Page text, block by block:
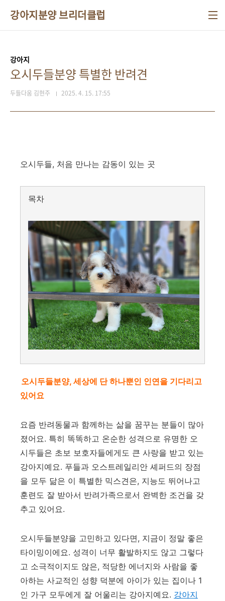
강아지분양 브리더클럽
강아지
오시두들분양 특별한 반려견
두들다움 김현주 2025. 4. 15. 17:55
오시두들, 처음 만나는 감동이 있는 곳
목차
오시두들분양, 세상에 단 하나뿐인 인연을 기다리고
있어요
요즘 반려동물과 함께하는 삶을 꿈꾸는 분들이 많아
졌어요. 특히 똑똑하고 온순한 성격으로 유명한 오
시두들은 초보 보호자들에게도 큰 사랑을 받고 있는
강아지예요. 푸들과 오스트레일리안 셰퍼드의 장점
을 모두 닮은 이 특별한 믹스견은, 지능도 뛰어나고
훈련도 잘 받아서 반려가족으로서 완벽한 조건을 갖
추고 있어요.
오시두들분양을 고민하고 있다면, 지금이 정말 좋은
타이밍이에요. 성격이 너무 활발하지도 않고 그렇다
고 소극적이지도 않은, 적당한 에너지와 사람을 좋
아하는 사교적인 성향 덕분에 아이가 있는 집이나 1
인 가구 모두에게 잘 어울리는 강아지예요. 강아지